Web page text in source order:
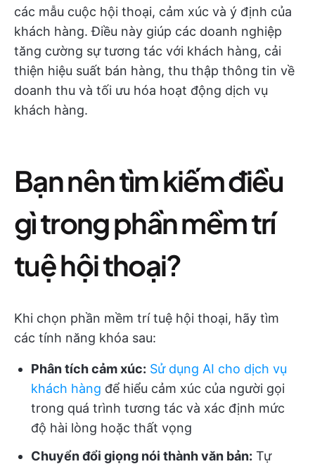
các mẫu cuộc hội thoại, cảm xúc và ý định của
khách hàng. Điều này giúp các doanh nghiệp
tăng cường sự tương tác với khách hàng, cải
thiện hiệu suất bán hàng, thu thập thông tin về
doanh thu và tối ưu hóa hoạt động dịch vụ
khách hàng.
Bạn nên tìm kiếm điều
gì trong phần mềm trí
tuệ hội thoại?
Khi chọn phần mềm trí tuệ hội thoại, hãy tìm
các tính năng khóa sau:
Phân tích cảm xúc: Sử dụng AI cho dịch vụ
khách hàng để hiểu cảm xúc của người gọi
trong quá trình tương tác và xác định mức
độ hài lòng hoặc thất vọng
Chuyển đổi giọng nói thành văn bản: Tự